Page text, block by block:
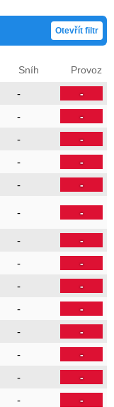
Otevřít filtr
Sníh Provoz
- -
- -
- -
- -
- -
- -
- -
- -
- -
- -
- -
- -
- -
- -